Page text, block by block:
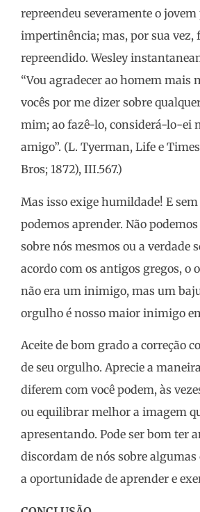
repreendeu severamente o jovem
impertinência; mas, por sua vez,
repreendido. Wesley
“Vou agradecer ao homem mais
vocês por me dizer sobre
mim; ao fazê-lo, considerá-lo-ei
amigo”. (L. Tyerman, Life e
Bros; 1872), III.567.)
Mas isso exige humildade! E
podemos aprender. Não
sobre nós mesmos ou a verdade
acordo com os antigos gregos, o
não era um inimigo, mas um
orgulho é nosso maior inimigo
Aceite de bom grado a correção
de seu orgulho. Aprecie a
diferem com você podem, às
ou equilibrar melhor a imagem
apresentando. Pode ser bom ter
discordam de nós sobre
a oportunidade de aprender e